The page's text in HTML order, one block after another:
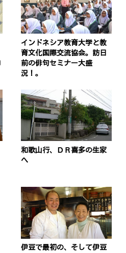
インドネシア教育大学と教
育文化国際交流協会。訪日
前の俳句セミナー大盛
況！。
和歌山行、ＤＲ喜多の生家
へ
伊豆で最初の、そして伊豆